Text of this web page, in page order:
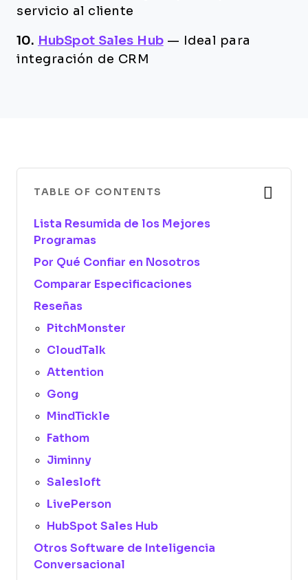
servicio al cliente
10. HubSpot Sales Hub —
Ideal para
integración de CRM
TABLE OF CONTENTS
Lista Resumida de los Mejores
Programas
Por Qué Confiar en Nosotros
Comparar Especificaciones
Reseñas
PitchMonster
CloudTalk
Attention
Gong
MindTickle
Fathom
Jiminny
Salesloft
LivePerson
HubSpot Sales Hub
Otros Software de Inteligencia
Conversacional